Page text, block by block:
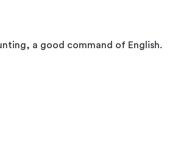
a good command of English.